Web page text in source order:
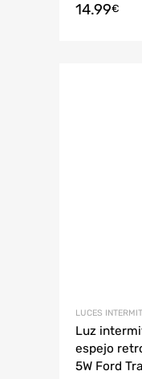
14.99€
LUCES
Luz
espejo
5W Ford